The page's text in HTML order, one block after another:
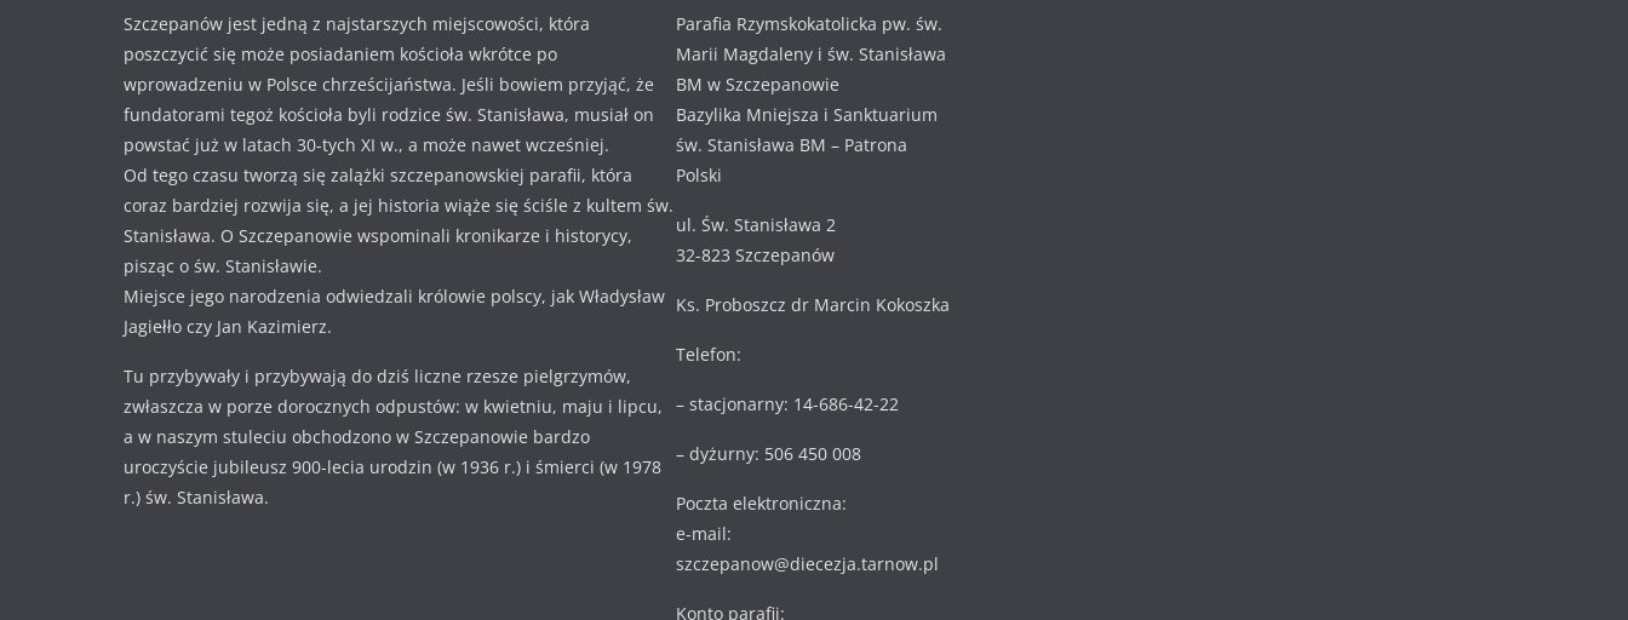
Szczepanów jest jedną z najstarszych miejscowości, która
poszczycić się może posiadaniem kościoła wkrótce po
wprowadzeniu w Polsce chrześcijaństwa. Jeśli bowiem przyjąć, że
fundatorami tegoż kościoła byli rodzice św. Stanisława, musiał on
powstać już w latach 30-tych XI w., a może nawet wcześniej.
Od tego czasu tworzą się zalążki szczepanowskiej parafii, która
coraz bardziej rozwija się, a jej historia wiąże się ściśle z kultem św.
Stanisława. O Szczepanowie wspominali kronikarze i historycy,
pisząc o św. Stanisławie.
Miejsce jego narodzenia odwiedzali królowie polscy, jak Władysław
Jagiełło czy Jan Kazimierz.
Tu przybywały i przybywają do dziś liczne rzesze pielgrzymów,
zwłaszcza w porze dorocznych odpustów: w kwietniu, maju i lipcu,
a w naszym stuleciu obchodzono w Szczepanowie bardzo
uroczyście jubileusz 900-lecia urodzin (w 1936 r.) i śmierci (w 1978
r.) św. Stanisława.
Parafia Rzymskokatolicka pw. św.
Marii Magdaleny i św. Stanisława
BM w Szczepanowie
Bazylika Mniejsza i Sanktuarium
św. Stanisława BM – Patrona
Polski
ul. Św. Stanisława 2
32-823 Szczepanów
Ks. Proboszcz dr Marcin Kokoszka
Telefon:
– stacjonarny: 14-686-42-22
– dyżurny: 506 450 008
Poczta elektroniczna:
e-mail:
szczepanow@diecezja.tarnow.pl
Konto parafii: